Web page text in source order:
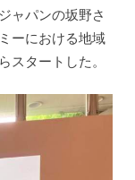
ャパンの坂野さ
ーにおける地域
スタートした。